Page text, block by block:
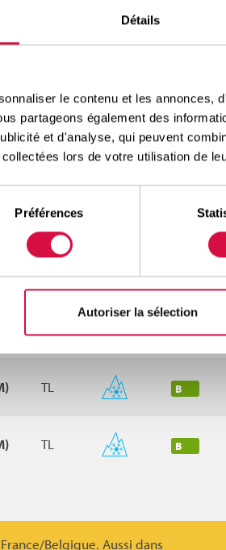
Détails
le contenu et les annonces,
partageons également des
et d'analyse, qui peuvent
lors de votre utilisation de
Préférences
Autoriser la sélection
qui empêche
Modèle
D
TL B
TL B
Belgique. Aussi dans